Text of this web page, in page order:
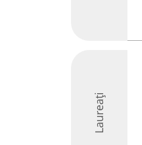
Laureați